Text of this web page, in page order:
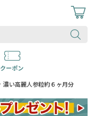
クーポン
濃い高麗人参粒約６ヶ月分